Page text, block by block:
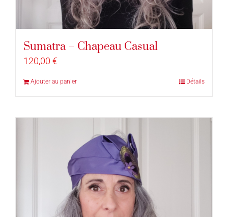
Sumatra – Chapeau Casual
120,00 €
Ajouter au panier Détails